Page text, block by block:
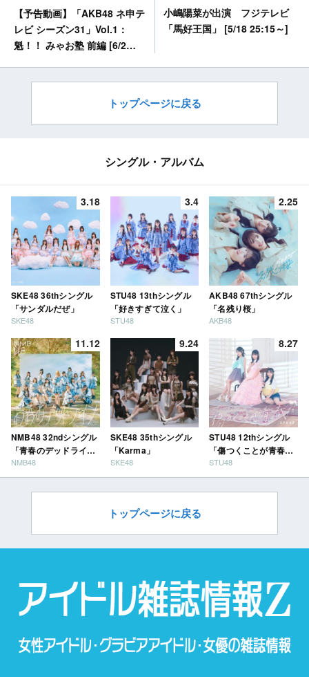
【予告動画】「AKB48 ネ申テ
レビ シーズン31」Vol.1：
魁！！ みゃお塾 前編 [6/2
小嶋陽菜が出演 フジテレビ
「馬好王国」 [5/18 25:15～]
トップページに戻る
シングル・アルバム
3.18
SKE48 36thシングル
「サンダルだぜ」
SKE48
3.4
STU48 13thシングル
「好きすぎて泣く」
STU48
2.25
AKB48 67thシングル
「名残り桜」
AKB48
11.12
NMB48 32ndシングル
「青春のデッドライ
ン」
NMB48
9.24
SKE48 35thシングル
「Karma」
SKE48
8.27
STU48 12thシングル
「傷つくことが青春
だ」
STU48
トップページに戻る